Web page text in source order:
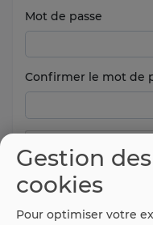
Mot de passe
Confirmer le mot de
Gestion des
cookies
Pour optimiser votre